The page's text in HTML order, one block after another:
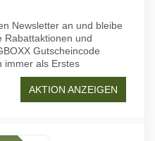
Newsletter an und bleibe
Rabattaktionen und
Gutscheincode
immer als Erstes
AKTION ANZEIGEN